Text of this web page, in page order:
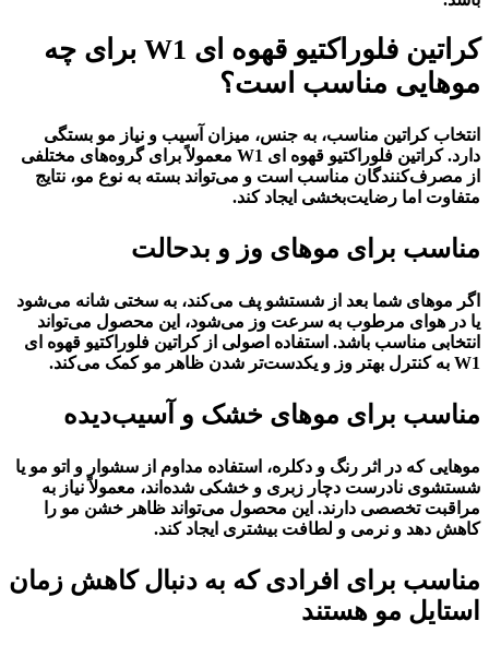
کراتین فلوراکتیو قهوه ای W1 برای چه
موهایی مناسب است؟
انتخاب کراتین مناسب، به جنس، میزان آسیب و نیاز مو بستگی
دارد. کراتین فلوراکتیو قهوه ای W1 معمولاً برای گروه‌های مختلفی
از مصرف‌کنندگان مناسب است و می‌تواند بسته به نوع مو، نتایج
متفاوت اما رضایت‌بخشی ایجاد کند.
مناسب برای موهای وز و بدحالت
اگر موهای شما بعد از شستشو پف می‌کند، به سختی شانه می‌شود
یا در هوای مرطوب به سرعت وز می‌شود، این محصول می‌تواند
انتخابی مناسب باشد. استفاده اصولی از کراتین فلوراکتیو قهوه ای
W1 به کنترل بهتر وز و یکدست‌تر شدن ظاهر مو کمک می‌کند.
مناسب برای موهای خشک و آسیب‌دیده
موهایی که در اثر رنگ و دکلره، استفاده مداوم از سشوار و اتو مو یا
شستشوی نادرست دچار زبری و خشکی شده‌اند، معمولاً نیاز به
مراقبت تخصصی دارند. این محصول می‌تواند ظاهر خشن مو را
کاهش دهد و نرمی و لطافت بیشتری ایجاد کند.
مناسب برای افرادی که به دنبال کاهش زمان
استایل مو هستند